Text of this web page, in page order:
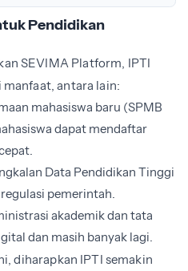
Pendidikan
SEVIMA Platform, IPTI
antara lain:
mahasiswa baru (SPMB
dapat mendaftar
Data Pendidikan Tinggi
pemerintah.
akademik dan tata
dan masih banyak lagi.
diharapkan IPTI semakin